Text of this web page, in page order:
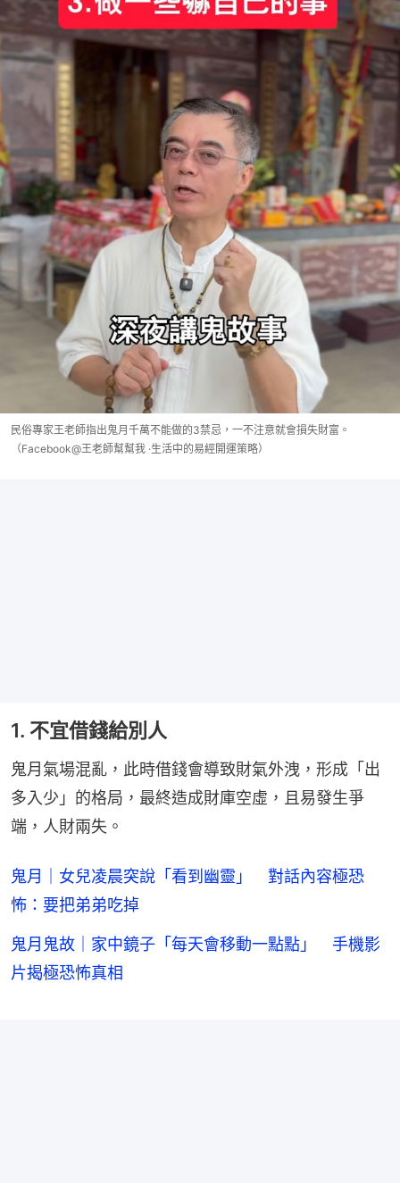
民俗專家王老師指出鬼月千萬不能做的3禁忌，一不注意就會損失財富。
（Facebook@王老師幫幫我 ·生活中的易經開運策略）
1. 不宜借錢給別人
鬼月氣場混亂，此時借錢會導致財氣外洩，形成「出
多入少」的格局，最終造成財庫空虛，且易發生爭
端，人財兩失。
鬼月｜女兒凌晨突說「看到幽靈」 對話內容極恐
怖：要把弟弟吃掉
鬼月鬼故｜家中鏡子「每天會移動一點點」 手機影
片揭極恐怖真相